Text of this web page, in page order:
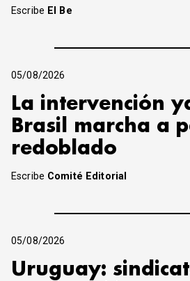
Escribe El Be
05/08/2026
La intervención
Brasil marcha a
redoblado
Escribe Comité Editorial
05/08/2026
Uruguay: